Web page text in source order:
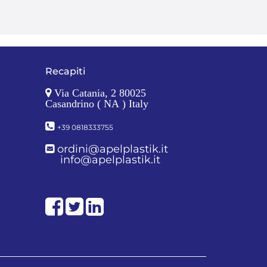
Recapiti
Via Catania, 2 80025
Casandrino ( NA ) Italy
+39 0818333755
ordini@apelplastik.it
info@apelplastik.it
Facebook
TwitterLinkedIn